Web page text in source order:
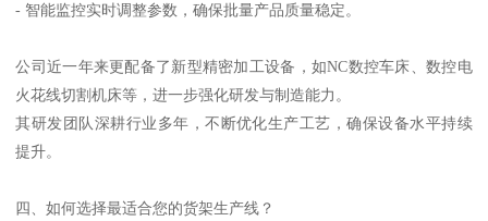
- 智能监控实时调整参数，确保批量产品质量稳定。
公司近一年来更配备了新型精密加工设备，如NC数控车床、数控电
火花线切割机床等，进一步强化研发与制造能力。
其研发团队深耕行业多年，不断优化生产工艺，确保设备水平持续
提升。
四、如何选择最适合您的货架生产线？